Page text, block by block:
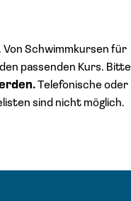
Von Schwimmkursen für
passenden Kurs. Bitte
Telefonische oder
sind nicht möglich.